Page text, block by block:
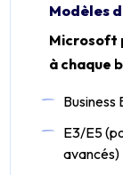
Modèles
Microsoft
à chaque
Business
E3/E5
avancés)